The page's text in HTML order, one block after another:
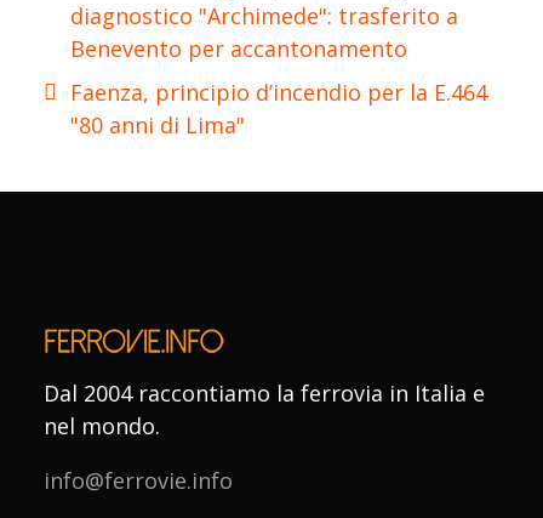
diagnostico "Archimede": trasferito a
Benevento per accantonamento
Faenza, principio d’incendio per la E.464
"80 anni di Lima"
Dal 2004 raccontiamo la ferrovia in Italia e
nel mondo.
info@ferrovie.info